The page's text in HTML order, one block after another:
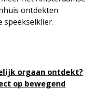
ontdekten
speekselklier.
orgaan ontdekt?
op bewegend